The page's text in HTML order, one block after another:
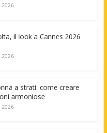
2026
il look a Cannes 2026
2026
a strati: come creare
armoniose
2026